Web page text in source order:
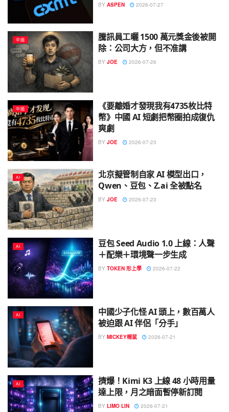
BY ASPEN 2026-07-27
中國
騰訊員工曬 1500 萬元獎金後被開
除：公司大方，但不准講
BY JOE 2026-07-26
中國
《要離婚才發現我有4735枚比特
幣》中國 AI 短劇把幣圈拍成復仇
爽劇
BY JOE 2026-07-23
AI
北京擬管制自家 AI 模型出口，
Qwen、豆包、Z.ai 全被點名
BY JOE 2026-07-23
AI
豆包 Seed Audio 1.0 上線：人聲
＋配樂＋環境聲一步生成
BY TOKEN 形上學 2026-07-22
AI
中國少子化怪 AI 頭上，數百萬人
被迫跟 AI 伴侶「分手」
BY MICKEY帽鼠 2026-07-21
AI
擠爆！Kimi K3 上線 48 小時用量
達上限，月之暗面暫停新訂閱
BY LIMO LIN 2026-07-21